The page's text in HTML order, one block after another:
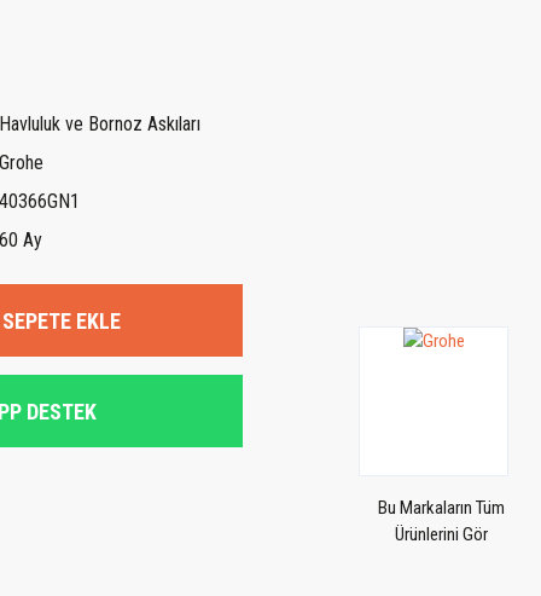
Havluluk ve Bornoz Askıları
Grohe
40366GN1
60 Ay
SEPETE EKLE
DESTEK
Bu Markaların Tüm
Ürünlerini Gör